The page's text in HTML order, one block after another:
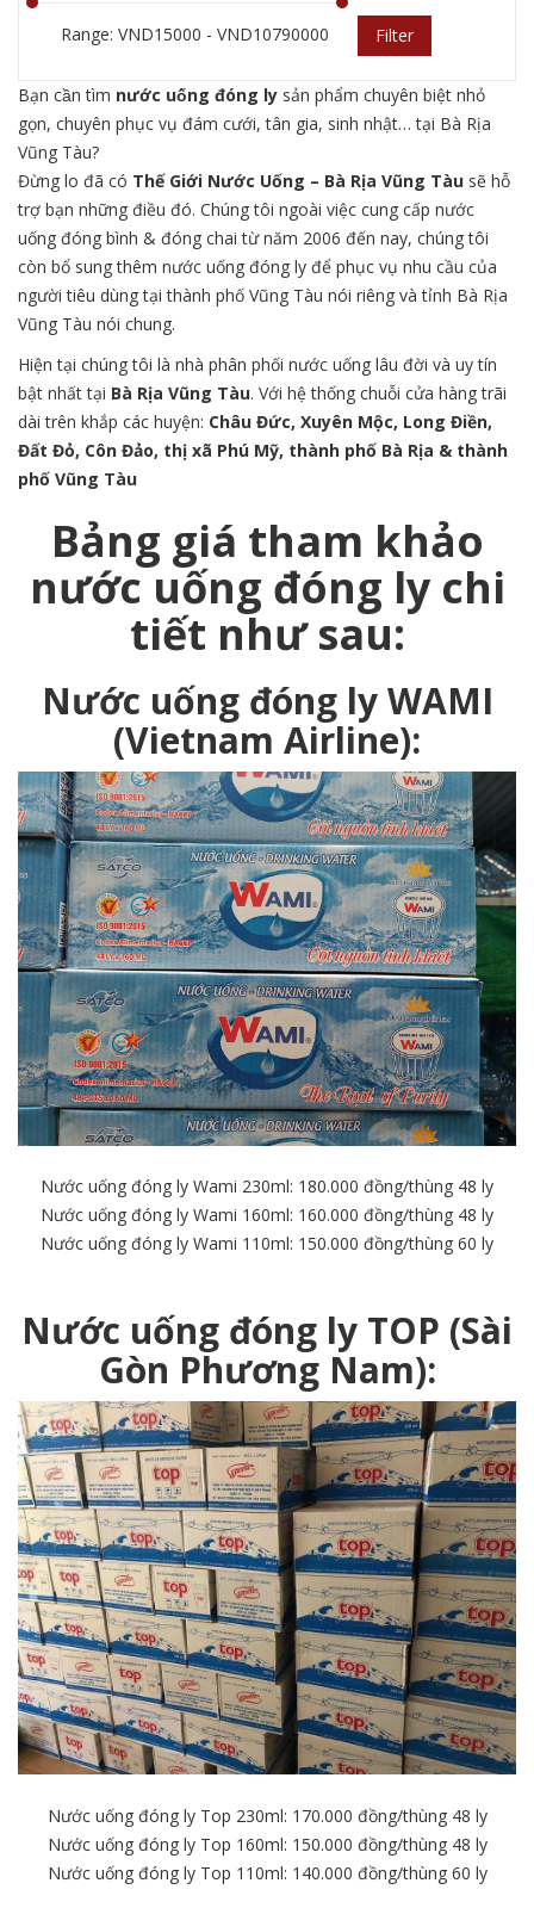
Range: VND15000 - VND10790000 Filter
Bạn cần tìm nước uống đóng ly sản phẩm chuyên biệt nhỏ
gọn, chuyên phục vụ đám cưới, tân gia, sinh nhật… tại Bà Rịa
Vũng Tàu?
Đừng lo đã có Thế Giới Nước Uống – Bà Rịa Vũng Tàu sẽ hỗ
trợ bạn những điều đó. Chúng tôi ngoài việc cung cấp nước
uống đóng bình & đóng chai từ năm 2006 đến nay, chúng tôi
còn bổ sung thêm nước uống đóng ly để phục vụ nhu cầu của
người tiêu dùng tại thành phố Vũng Tàu nói riêng và tỉnh Bà Rịa
Vũng Tàu nói chung.
Hiện tại chúng tôi là nhà phân phối nước uống lâu đời và uy tín
bật nhất tại Bà Rịa Vũng Tàu. Với hệ thống chuỗi cửa hàng trãi
dài trên khắp các huyện: Châu Đức, Xuyên Mộc, Long Điền,
Đất Đỏ, Côn Đảo, thị xã Phú Mỹ, thành phố Bà Rịa & thành
phố Vũng Tàu
Bảng giá tham khảo
nước uống đóng ly chi
tiết như sau:
Nước uống đóng ly WAMI
(Vietnam Airline):
Nước uống đóng ly Wami 230ml: 180.000 đồng/thùng 48 ly
Nước uống đóng ly Wami 160ml: 160.000 đồng/thùng 48 ly
Nước uống đóng ly Wami 110ml: 150.000 đồng/thùng 60 ly
Nước uống đóng ly TOP (Sài
Gòn Phương Nam):
Nước uống đóng ly Top 230ml: 170.000 đồng/thùng 48 ly
Nước uống đóng ly Top 160ml: 150.000 đồng/thùng 48 ly
Nước uống đóng ly Top 110ml: 140.000 đồng/thùng 60 ly